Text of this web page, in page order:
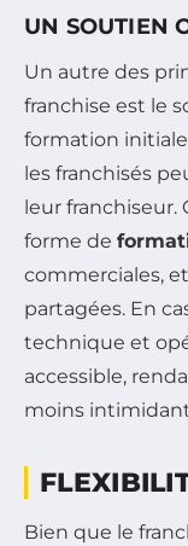
UN SOUTIEN
Un autre des
franchise est le
formation
les franchisés
leur franchiseur.
forme de
commerciales,
partagées. En
technique et
accessible,
moins
Bien que le